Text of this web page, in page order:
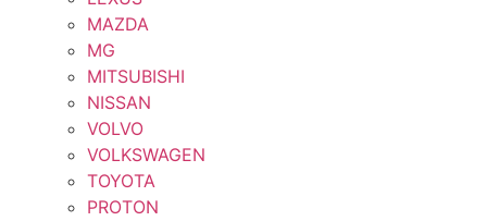
MAZDA
MG
MITSUBISHI
NISSAN
VOLVO
VOLKSWAGEN
TOYOTA
PROTON